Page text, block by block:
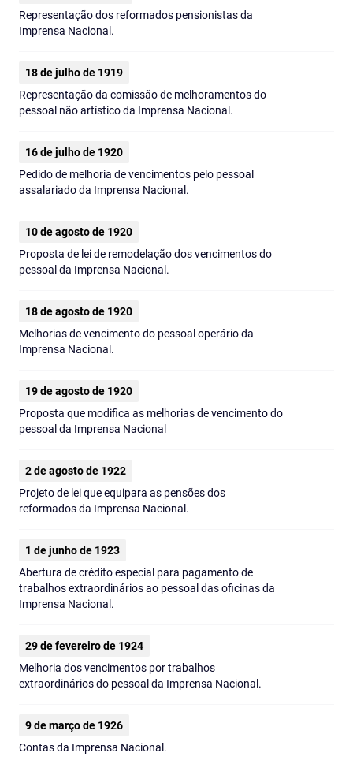
Representação dos reformados pensionistas da
Imprensa Nacional.
18 de julho de 1919
Representação da comissão de melhoramentos do
pessoal não artístico da Imprensa Nacional.
16 de julho de 1920
Pedido de melhoria de vencimentos pelo pessoal
assalariado da Imprensa Nacional.
10 de agosto de 1920
Proposta de lei de remodelação dos vencimentos do
pessoal da Imprensa Nacional.
18 de agosto de 1920
Melhorias de vencimento do pessoal operário da
Imprensa Nacional.
19 de agosto de 1920
Proposta que modifica as melhorias de vencimento do
pessoal da Imprensa Nacional
2 de agosto de 1922
Projeto de lei que equipara as pensões dos
reformados da Imprensa Nacional.
1 de junho de 1923
Abertura de crédito especial para pagamento de
trabalhos extraordinários ao pessoal das oficinas da
Imprensa Nacional.
29 de fevereiro de 1924
Melhoria dos vencimentos por trabalhos
extraordinários do pessoal da Imprensa Nacional.
9 de março de 1926
Contas da Imprensa Nacional.